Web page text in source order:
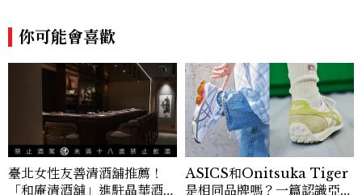
你可能會喜歡
臺北女性友善清酒舖推薦！
「和庵清酒舖」進駐晶華酒
ASICS和Onitsuka Tiger
是相同品牌嗎？一篇認識亞瑟